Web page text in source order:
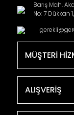
Barış Mah.
No: 7 Dükkan
MÜŞTERİ
ALIŞVERİŞ